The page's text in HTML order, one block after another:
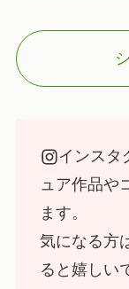
インスタ
ュア作品や
ます。
気になる方
ると嬉しい